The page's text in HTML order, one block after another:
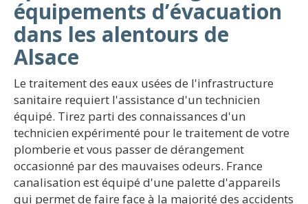
équipements d’évacuation
dans les alentours de
Alsace
Le traitement des eaux usées de l'infrastructure
sanitaire requiert l'assistance d'un technicien
équipé. Tirez parti des connaissances d'un
technicien expérimenté pour le traitement de votre
plomberie et vous passer de dérangement
occasionné par des mauvaises odeurs. France
canalisation est équipé d'une palette d'appareils
qui permet de faire face à la majorité des accidents